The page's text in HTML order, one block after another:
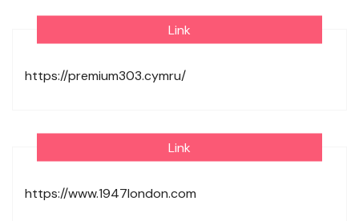
Link
https://premium303.cymru/
Link
https://www.1947london.com